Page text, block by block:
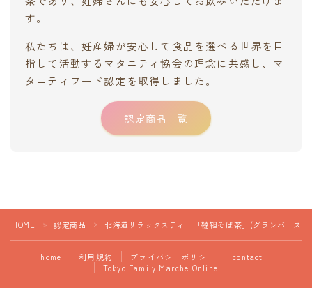
す。
私たちは、妊産婦が安心して食品を選べる世界を目
指して活動するマタニティ協会の理念に共感し、マ
タニティフード認定を取得しました。
認定商品一覧
HOME ＞ 認定商品 ＞ 北海道リラックスティー「韃靼そば茶」(グランバース)
home 利用規約 プライバシーポリシー
contact
Tokyo Family Marche Online